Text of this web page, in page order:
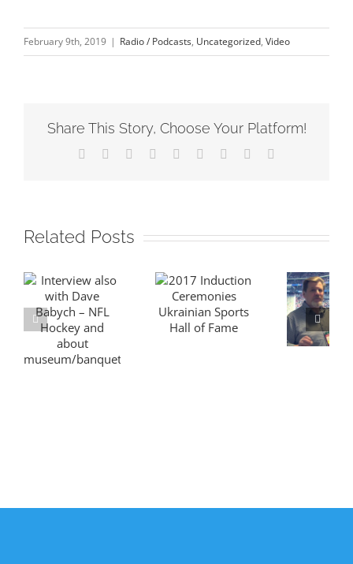
February 9th, 2019 | Radio / Podcasts, Uncategorized, Video
Share This Story, Choose Your Platform!
Facebook Reddit LinkedInWhatsApp
TumblrPinterest
Related Posts